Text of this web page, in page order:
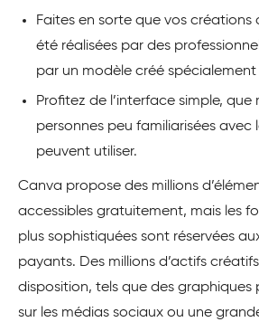
Faites en sorte que vos créations
été réalisées par des
par un modèle créé
Profitez de l’interface simple, que
personnes peu familiarisées
peuvent utiliser.
Canva propose des millions
accessibles gratuitement, mais les
plus sophistiquées sont réservées
payants. Des millions d’actifs
disposition, tels que des graphiques
sur les médias sociaux ou une